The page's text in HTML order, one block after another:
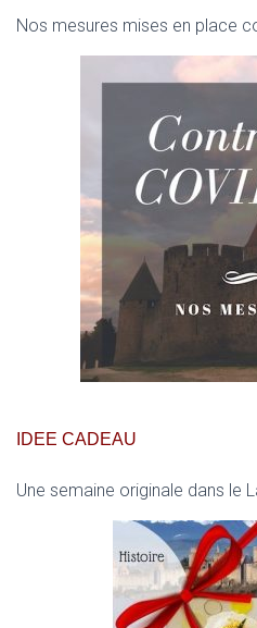
Nos mesures mises en place
IDEE CADEAU
Une semaine originale dans le